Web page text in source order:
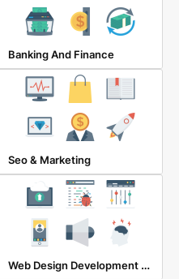
Banking And Finance
Seo & Marketing
Web Design Development & Ui